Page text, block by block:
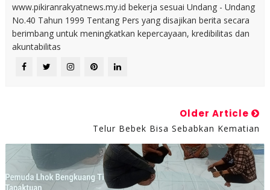
www.pikiranrakyatnews.my.id bekerja sesuai Undang - Undang
No.40 Tahun 1999 Tentang Pers yang disajikan berita secara
berimbang untuk meningkatkan kepercayaan, kredibilitas dan
akuntabilitas
Older Article
Telur Bebek Bisa Sebabkan Kematian